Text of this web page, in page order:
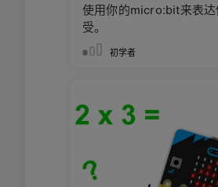
使用你的micro:bit来表达
受。
初学者